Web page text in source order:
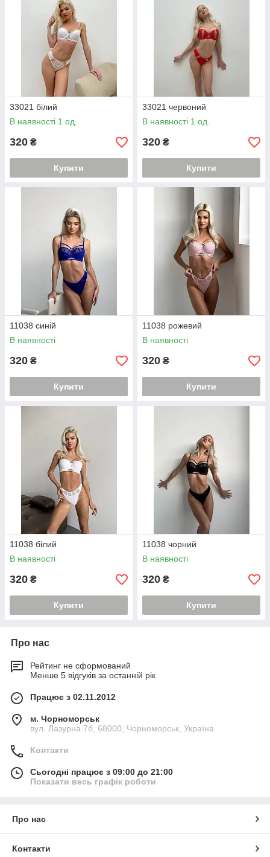
33021 білий
В наявності 1 од.
320 ₴
Купити
33021 червоний
В наявності 1 од.
320 ₴
Купити
11038 синій
В наявності
320 ₴
Купити
11038 рожевий
В наявності
320 ₴
Купити
11038 білий
В наявності
320 ₴
Купити
11038 чорний
В наявності
320 ₴
Купити
Про нас
Рейтинг не сформований
Менше 5 відгуків за останній рік
Працює з 02.11.2012
м. Чорноморськ
вул. Лазурна 7б, 68000, Чорноморськ, Україна
Контакти
Сьогодні працює з 09:00 до 21:00
Показати весь графік роботи
Про нас
Контакти